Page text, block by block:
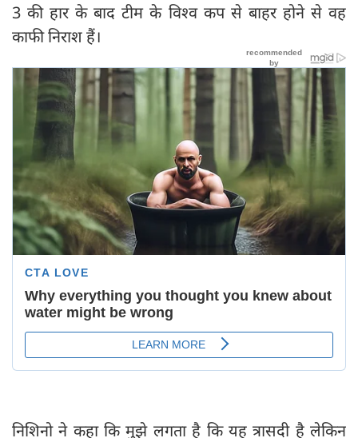
3 की हार के बाद टीम के विश्व कप से बाहर होने से वह
काफी निराश हैं।
निशिनो ने कहा कि मुझे लगता है कि यह त्रासदी है लेकिन